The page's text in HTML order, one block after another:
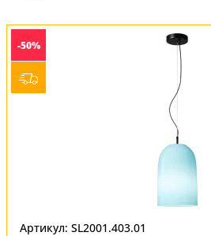
-50%
Артикул: SL2001.403.01